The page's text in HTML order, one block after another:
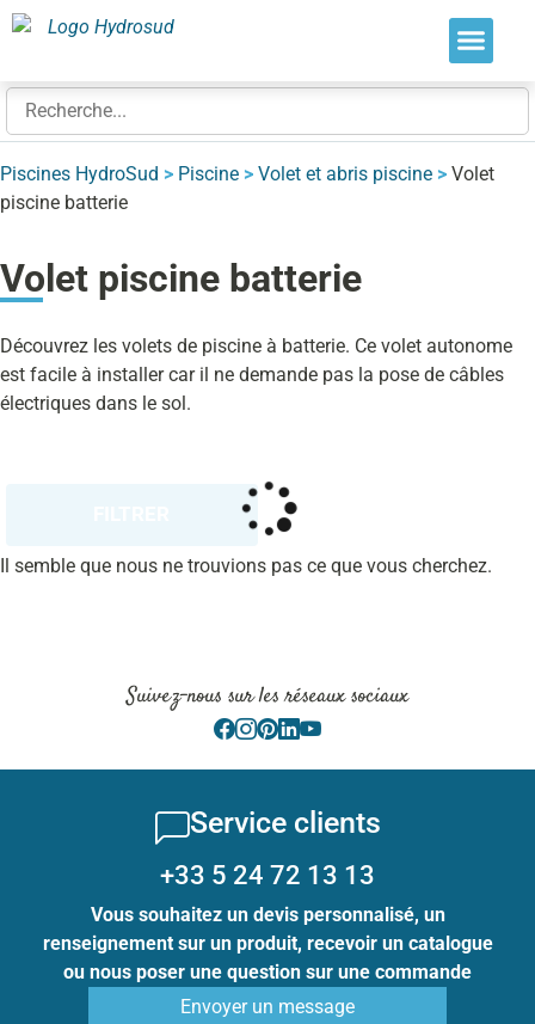
Piscines HydroSud > Piscine > Volet et abris piscine > Volet
piscine batterie
Volet piscine batterie
Découvrez les volets de piscine à batterie. Ce volet autonome
est facile à installer car il ne demande pas la pose de câbles
électriques dans le sol.
Il semble que nous ne trouvions pas ce que vous cherchez.
Suivez-nous sur les réseaux sociaux
Service clients
+33 5 24 72 13 13
Vous souhaitez un devis personnalisé, un
renseignement sur un produit, recevoir un catalogue
ou nous poser une question sur une commande
Envoyer un message